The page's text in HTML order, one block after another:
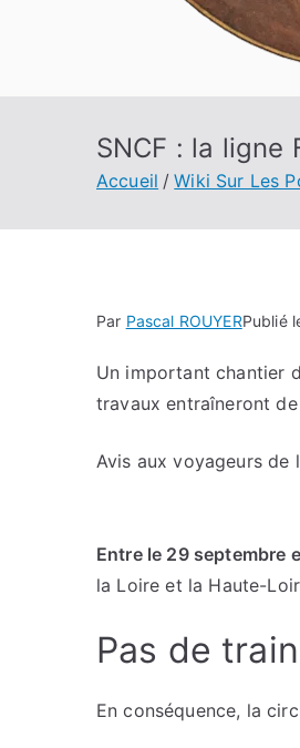
SNCF : la ligne
Accueil Wiki Sur Les
Par Pascal ROUYERPublié
Un important chantier
travaux entraîneront
Avis aux voyageurs de
Entre le 29 septembre
la Loire et la Haute-
Pas de
En conséquence, la